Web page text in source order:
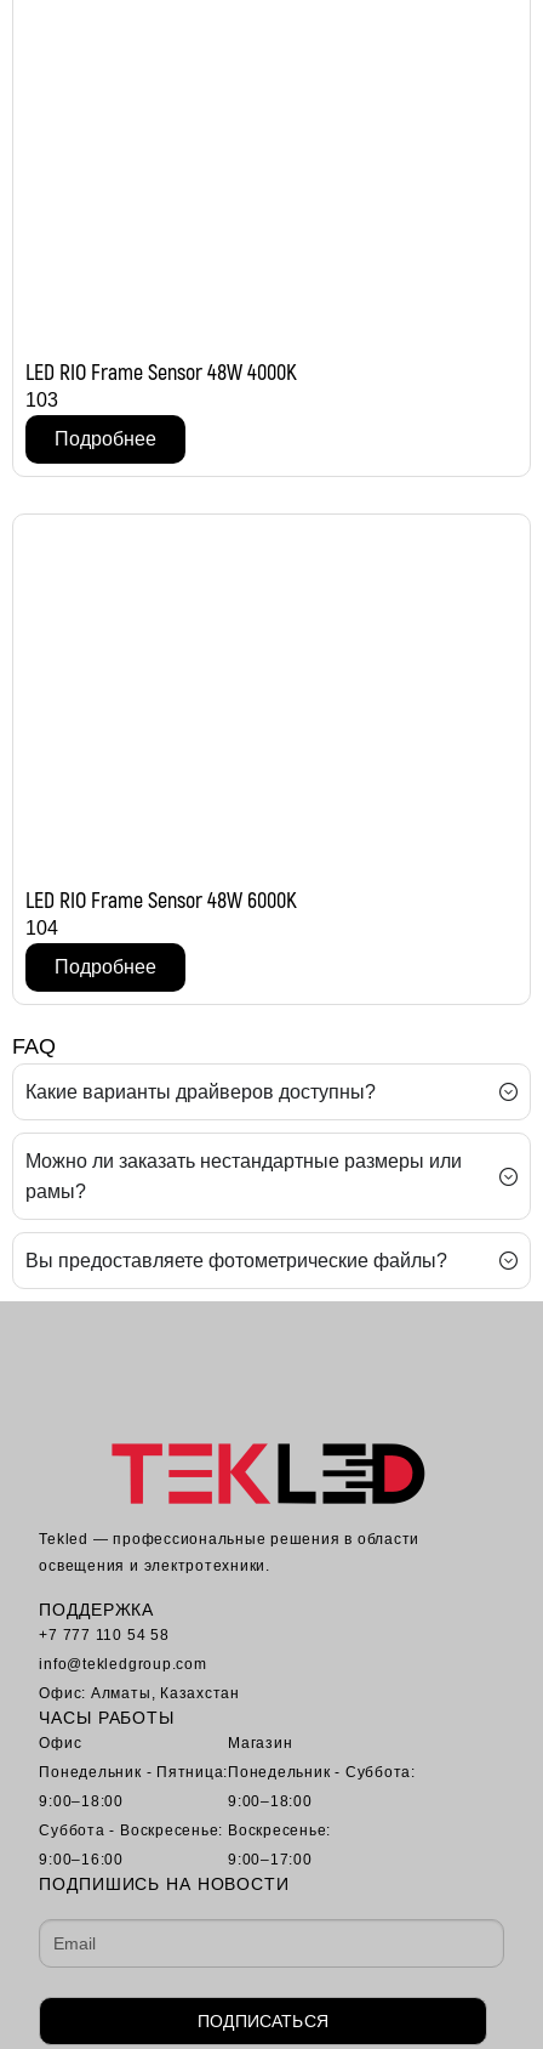
LED RIO Frame Sensor 48W 4000K
103
Подробнее
LED RIO Frame Sensor 48W 6000K
104
Подробнее
FAQ
Какие варианты драйверов доступны?
Можно ли заказать нестандартные размеры или
рамы?
Вы предоставляете фотометрические файлы?
Tekled — профессиональные решения в области
освещения и электротехники.
ПОДДЕРЖКА
+7 777 110 54 58
info@tekledgroup.com
Офис: Алматы, Казахстан
ЧАСЫ РАБОТЫ
Офис
Понедельник - Пятница:
9:00–18:00
Суббота - Воскресенье:
9:00–16:00
Магазин
Понедельник - Суббота:
9:00–18:00
Воскресенье:
9:00–17:00
ПОДПИШИСЬ НА НОВОСТИ
ПОДПИСАТЬСЯ